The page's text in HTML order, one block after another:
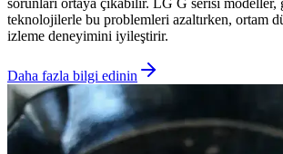
sorunları ortaya çıkabilir. LG G serisi modeller,
teknolojilerle bu problemleri azaltırken, ortam
izleme deneyimini iyileştirir.
Daha fazla bilgi edinin